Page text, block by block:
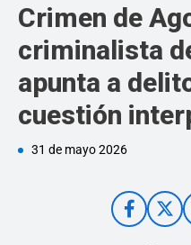
Crimen de
criminalista
apunta a
cuestión
31 de mayo 2026